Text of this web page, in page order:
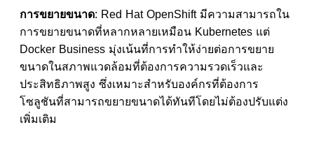
การขยายขนาด: Red Hat OpenShift มีความสามารถใน
การขยายขนาดที่หลากหลายเหมือน Kubernetes แต่
Docker Business มุ่งเน้นที่การทำให้ง่ายต่อการขยาย
ขนาดในสภาพแวดล้อมที่ต้องการความรวดเร็วและ
ประสิทธิภาพสูง ซึ่งเหมาะสำหรับองค์กรที่ต้องการ
โซลูชันที่สามารถขยายขนาดได้ทันทีโดยไม่ต้องปรับแต่ง
เพิ่มเติม